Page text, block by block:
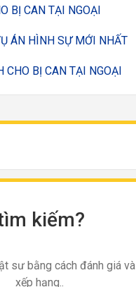
BỊ CAN TẠI NGOẠI
ÁN HÌNH SỰ MỚI NHẤT
BỊ CAN TẠI NGOẠI
kiếm?
sư bằng cách đánh giá và
xếp hạng..